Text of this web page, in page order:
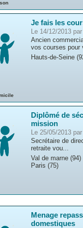
Je fais les
Le 14/12/2013
Ancien
vos courses pour
Hauts-de-Seine
Diplômé de
mission
Le 25/05/2013
Secrétaire de
retraite vou...
Val de marne
Paris (75)
Menage
domestiques